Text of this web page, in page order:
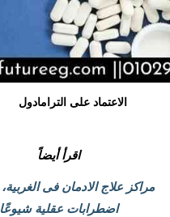
الاعتماد على الترامادول
اقرأ أيضاً
اضطرابات عقلية شيوعًا